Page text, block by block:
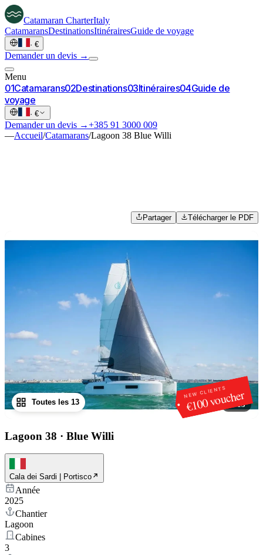
Catamaran CharterItaly
CatamaransDestinationsItinérairesGuide de voyage
· €
Demander un devis →
Menu
01Catamarans02Destinations03Itinéraires04Guide de
voyage
· €
Demander un devis →+385 91 3000 009
—Accueil/Catamarans/Lagoon 38 Blue Willi
Partager Télécharger le PDF
NEW CLIENTS
€100 voucher
1/13
Toutes les 13
Lagoon 38 · Blue Willi
Cala dei Sardi | Portisco
Année
2025
Chantier
Lagoon
Cabines
3